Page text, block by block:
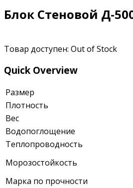
Блок Стеновой Д-
Товар доступен: Out of Stock
Quick Overview
Размер
Плотность
Вес
Водопоглощение
Теплопроводность
Морозостойкость
Марка по прочности